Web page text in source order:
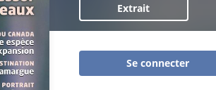
Extrait
Se connecter